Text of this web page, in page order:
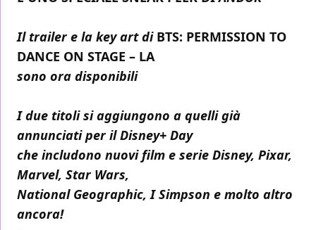
Il trailer e la key art di BTS: PERMISSION TO
DANCE ON STAGE – LA
sono ora disponibili
I due titoli si aggiungono a quelli già
annunciati per il Disney+ Day
che includono nuovi film e serie Disney, Pixar,
Marvel, Star Wars,
National Geographic, I Simpson e molto altro
ancora!